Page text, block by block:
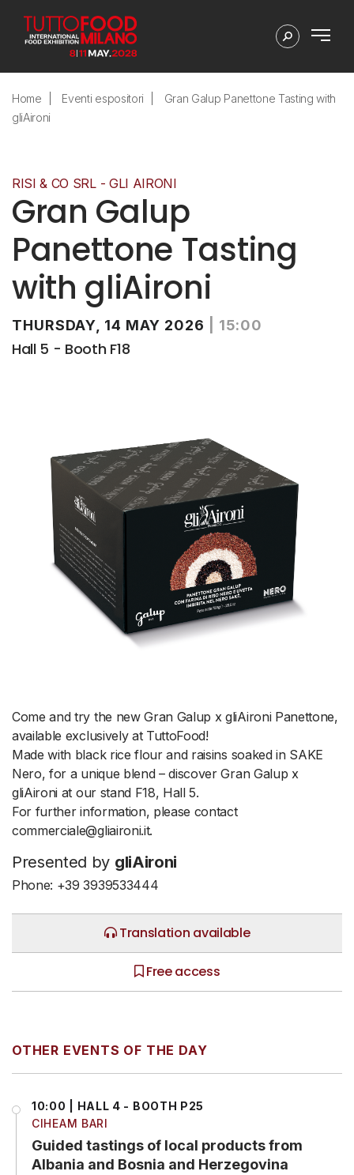
Home Eventi espositori
Gran Galup Panettone Tasting with
gliAironi
RISI & CO SRL - GLI AIRONI
Gran Galup
Panettone Tasting
with gliAironi
THURSDAY, 14 MAY 2026 15:00
Hall 5 - Booth F18
Come and try the new Gran Galup x gliAironi Panettone,
available exclusively at TuttoFood!
Made with black rice flour and raisins soaked in SAKE
Nero, for a unique blend – discover Gran Galup x
gliAironi at our stand F18, Hall 5.
For further information, please contact
commerciale@gliaironi.it.
Presented by gliAironi
Phone: +39 3939533444
Translation available
Free access
OTHER EVENTS OF THE DAY
10:00 | HALL 4 - BOOTH P25
CIHEAM BARI
Guided tastings of local products from
Albania and Bosnia and Herzegovina